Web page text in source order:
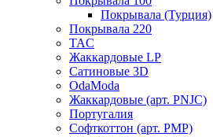
Покрывала (Турция)
Покрывала 220
TAC
Жаккардовые LP
Сатиновые 3D
OdaModa
Жаккардовые (арт. PNJC)
Португалия
Софткоттон (арт. PMP)